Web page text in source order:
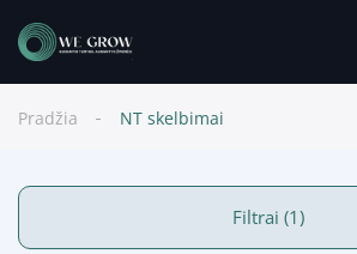
Pradžia NT skelbimai
Filtrai (1)